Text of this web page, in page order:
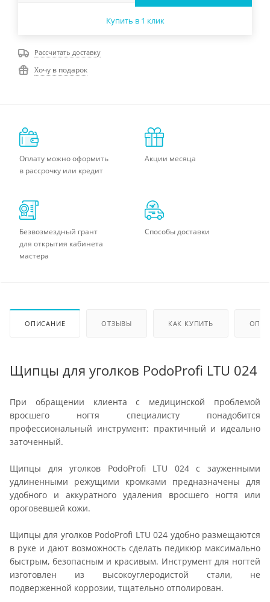
Купить в 1 клик
Рассчитать доставку
Хочу в подарок
Оплату можно оформить
в рассрочку или кредит
Акции месяца
Безвозмездный грант
для открытия кабинета
мастера
Способы доставки
ОПИСАНИЕ ОТЗЫВЫ КАК КУПИТЬ
Щипцы для уголков PodoProfi LTU 024
При обращении клиента с медицинской проблемой
вросшего ногтя специалисту понадобится
профессиональный инструмент: практичный и идеально
заточенный.
Щипцы для уголков PodoProfi LTU 024 с зауженными
удлиненными режущими кромками предназначены для
удобного и аккуратного удаления вросшего ногтя или
ороговевшей кожи.
Щипцы для уголков PodoProfi LTU 024 удобно размещаются
в руке и дают возможность сделать педикюр максимально
быстрым, безопасным и красивым. Инструмент для ногтей
изготовлен из высокоуглеродистой стали, не
подверженной коррозии, тщательно отполирован.